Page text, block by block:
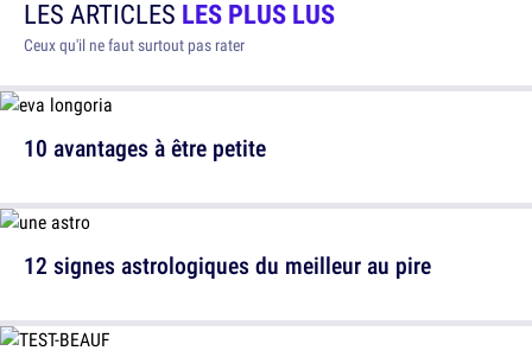
LES ARTICLES LES PLUS LUS
Ceux qu'il ne faut surtout pas rater
10 avantages à être petite
12 signes astrologiques du meilleur au pire